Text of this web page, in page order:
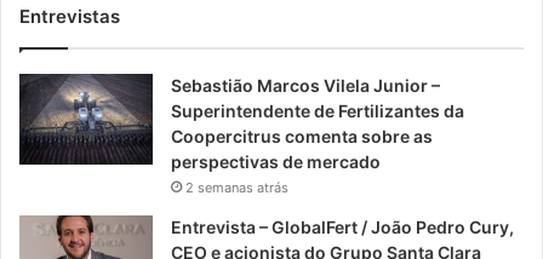
Entrevistas
Sebastião Marcos Vilela Junior –
Superintendente de Fertilizantes da
Coopercitrus comenta sobre as
perspectivas de mercado
2 semanas atrás
Entrevista – GlobalFert / João Pedro Cury,
CEO e acionista do Grupo Santa Clara